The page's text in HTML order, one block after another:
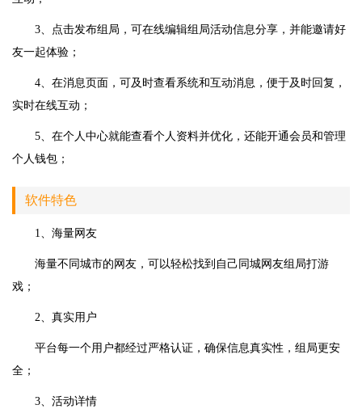
3、点击发布组局，可在线编辑组局活动信息分享，并能邀请好
友一起体验；
4、在消息页面，可及时查看系统和互动消息，便于及时回复，
实时在线互动；
5、在个人中心就能查看个人资料并优化，还能开通会员和管理
个人钱包；
软件特色
1、海量网友
海量不同城市的网友，可以轻松找到自己同城网友组局打游
戏；
2、真实用户
平台每一个用户都经过严格认证，确保信息真实性，组局更安
全；
3、活动详情